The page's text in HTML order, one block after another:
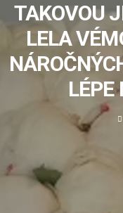
TAKOVOU
LELA
LÉPE